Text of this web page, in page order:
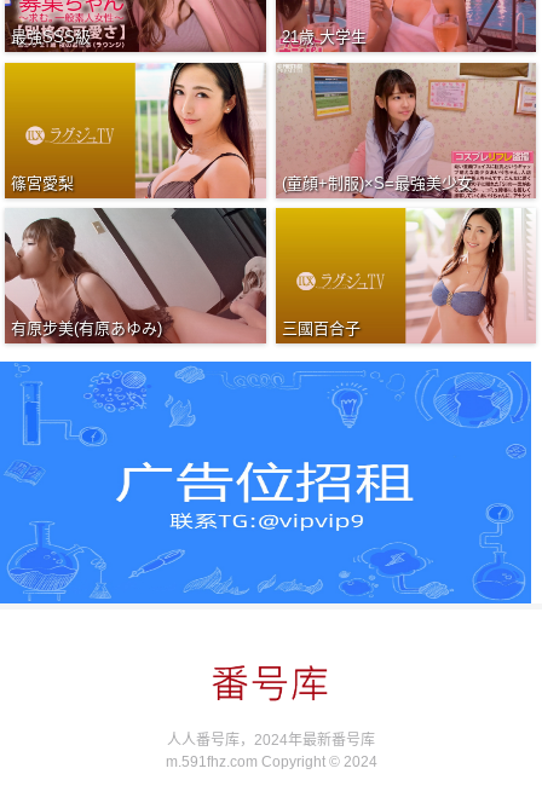
最強SSS級 21歳 大学生
篠宮愛梨 (童顔+制服)×S=最強美少女
有原步美(有原あゆみ) 三國百合子
人人番号库，2024年最新番号库
m.591fhz.com Copyright © 2024